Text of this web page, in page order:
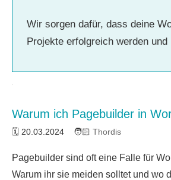
Wir sorgen dafür, dass deine
Projekte erfolgreich werden und
Warum ich Pagebuilder in
20.03.2024 Thordis
12
Pagebuilder sind oft eine Falle für
Warum ihr sie meiden solltet und wo